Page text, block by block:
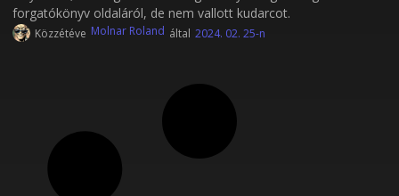
forgatókönyv oldaláról, de nem vallott kudarcot.
Közzétéve Molnar Roland által 2024. 02. 25-n